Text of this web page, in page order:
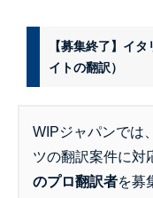
【募集終了】イ
イトの翻訳）
WIPジャパンでは
ツの翻訳案件に対
のプロ翻訳者を募